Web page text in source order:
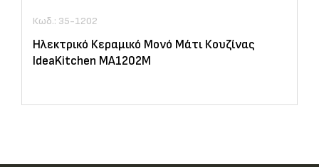
Κωδ.: 35-1202
Ηλεκτρικό Κεραμικό Μονό Μάτι Κουζίνας
IdeaKitchen MA1202M